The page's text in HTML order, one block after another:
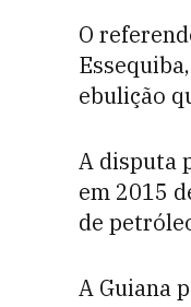
O
ebulição
A disputa
em 2015
de
A Guiana